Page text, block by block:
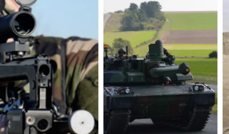
de l’Akeron MP. Permet
le tir en vue directe et
indirecte sur cibles
instrumentées.
Télécharger la
plaquette